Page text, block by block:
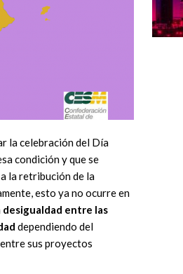
la celebración del Día
condición y que se
la retribución de la
esto ya no ocurre en
desigualdad entre las
dependiendo del
sus proyectos